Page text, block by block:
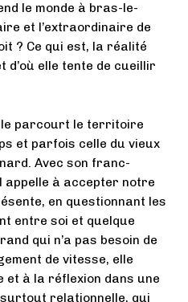
le monde à bras-le-
et l’extraordinaire de
? Ce qui est, la réalité
d’où elle tente de cueillir
parcourt le territoire
et parfois celle du vieux
Avec son franc-
appelle à accepter notre
en questionnant les
entre soi et quelque
qui n’a pas besoin de
de vitesse, elle
et à la réflexion dans une
relationnelle, qui